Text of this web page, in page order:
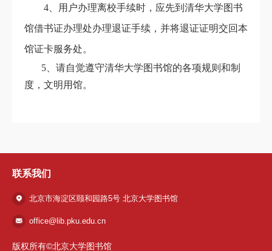
4 、用户办理离校手续时，应先到清华大学图书
馆借书证办理处办理退证手续，并将退证证明交回本
馆证卡服务处。
5 、请自觉遵守清华大学图书馆的各项规则和制
度，文明用馆。
联系我们
北京市海淀区颐和园路5号 北京大学图书馆
office@lib.pku.edu.cn
版权所有©北京大学图书馆